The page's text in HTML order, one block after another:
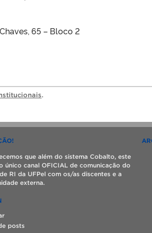
65 – Bloco 2
.
que além do sistema Cobalto, este
único canal OFICIAL de comunicação do
RI da UFPel com os/as discentes e a
externa.
posts